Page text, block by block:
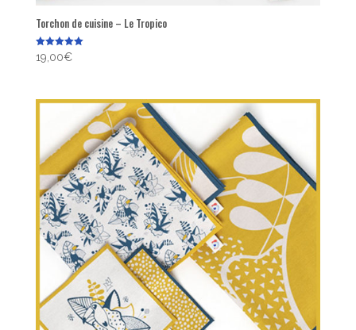
Torchon de cuisine – Le Tropico
Note
5.00
19,00€